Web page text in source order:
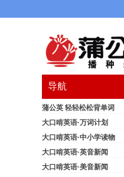
导航
蒲公英 轻轻松松背单词
大口啃英语·万词计划
大口啃英语·中小学读物
大口啃英语·英音新闻
大口啃英语·美音新闻